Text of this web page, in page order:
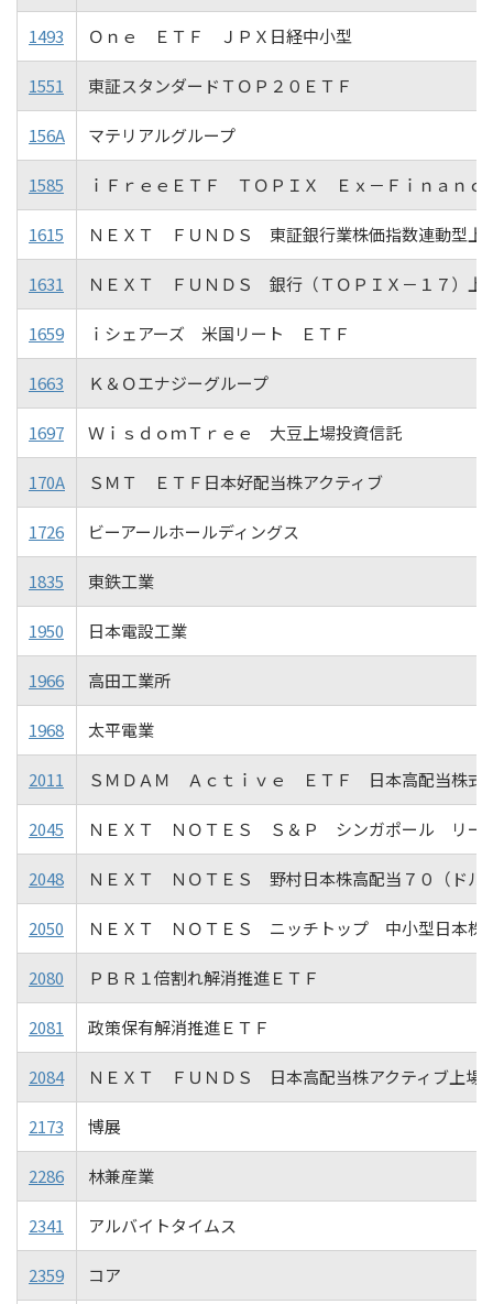
1493 Ｏｎｅ ＥＴＦ ＪＰＸ日経中小型
1551 東証スタンダードＴＯＰ２０ＥＴＦ
156A マテリアルグループ
1585 ｉＦｒｅｅＥＴＦ ＴＯＰＩＸ Ｅｘ－Ｆｉｎａｎｃ
1615 ＮＥＸＴ ＦＵＮＤＳ 東証銀行業株価指数連動型上
1631 ＮＥＸＴ ＦＵＮＤＳ 銀行（ＴＯＰＩＸ－１７）上
1659 ｉシェアーズ 米国リート ＥＴＦ
1663 Ｋ＆Ｏエナジーグループ
1697 ＷｉｓｄｏｍＴｒｅｅ 大豆上場投資信託
170A ＳＭＴ ＥＴＦ日本好配当株アクティブ
1726 ビーアールホールディングス
1835 東鉄工業
1950 日本電設工業
1966 高田工業所
1968 太平電業
2011 ＳＭＤＡＭ Ａｃｔｉｖｅ ＥＴＦ 日本高配当株式
2045 ＮＥＸＴ ＮＯＴＥＳ Ｓ＆Ｐ シンガポール リー
2048 ＮＥＸＴ ＮＯＴＥＳ 野村日本株高配当７０（ドル
2050 ＮＥＸＴ ＮＯＴＥＳ ニッチトップ 中小型日本株
2080 ＰＢＲ１倍割れ解消推進ＥＴＦ
2081 政策保有解消推進ＥＴＦ
2084 ＮＥＸＴ ＦＵＮＤＳ 日本高配当株アクティブ上場
2173 博展
2286 林兼産業
2341 アルバイトタイムス
2359 コア